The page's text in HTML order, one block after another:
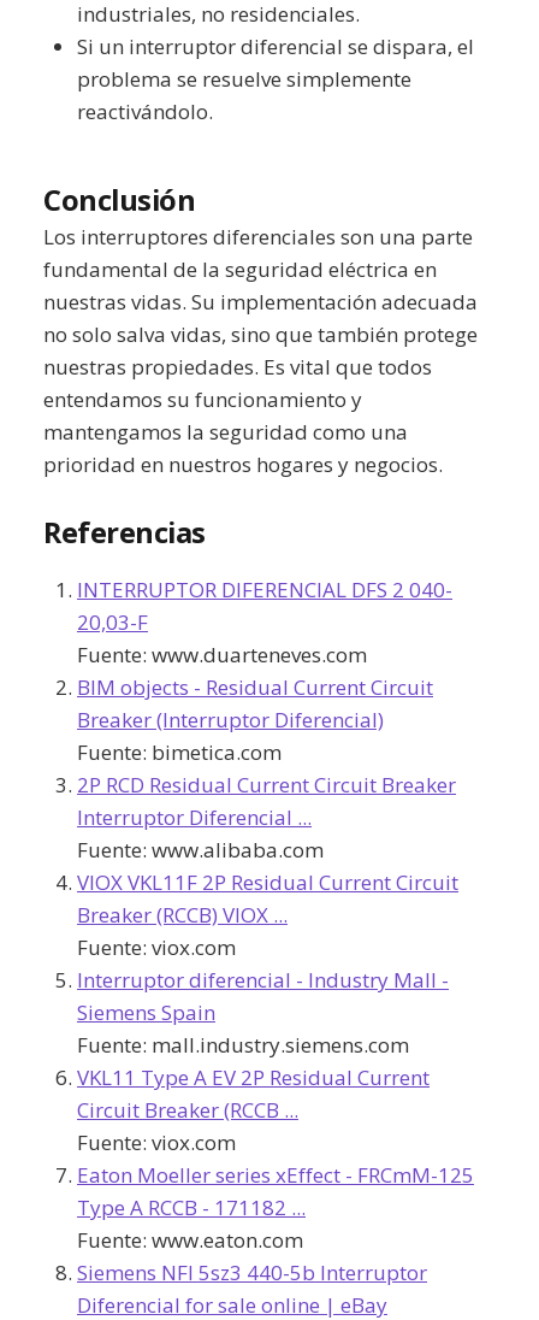
industriales, no residenciales.
Si un interruptor diferencial se dispara, el
problema se resuelve simplemente
reactivándolo.
Conclusión
Los interruptores diferenciales son una parte
fundamental de la seguridad eléctrica en
nuestras vidas. Su implementación adecuada
no solo salva vidas, sino que también protege
nuestras propiedades. Es vital que todos
entendamos su funcionamiento y
mantengamos la seguridad como una
prioridad en nuestros hogares y negocios.
Referencias
INTERRUPTOR DIFERENCIAL DFS 2 040-
20,03-F
Fuente: www.duarteneves.com
BIM objects - Residual Current Circuit
Breaker (Interruptor Diferencial)
Fuente: bimetica.com
2P RCD Residual Current Circuit Breaker
Interruptor Diferencial ...
Fuente: www.alibaba.com
VIOX VKL11F 2P Residual Current Circuit
Breaker (RCCB) VIOX ...
Fuente: viox.com
Interruptor diferencial - Industry Mall -
Siemens Spain
Fuente: mall.industry.siemens.com
VKL11 Type A EV 2P Residual Current
Circuit Breaker (RCCB ...
Fuente: viox.com
Eaton Moeller series xEffect - FRCmM-125
Type A RCCB - 171182 ...
Fuente: www.eaton.com
Siemens NFI 5sz3 440-5b Interruptor
Diferencial for sale online | eBay